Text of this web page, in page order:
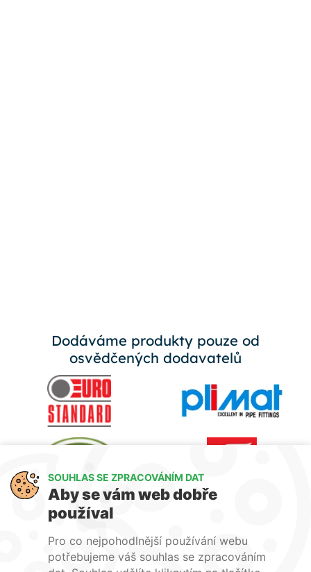
Dodáváme produkty pouze od
osvědčených dodavatelů
SOUHLAS SE ZPRACOVÁNÍM DAT
Aby se vám web dobře
používal
Pro co nejpohodlnější používání webu
potřebujeme váš souhlas se zpracováním